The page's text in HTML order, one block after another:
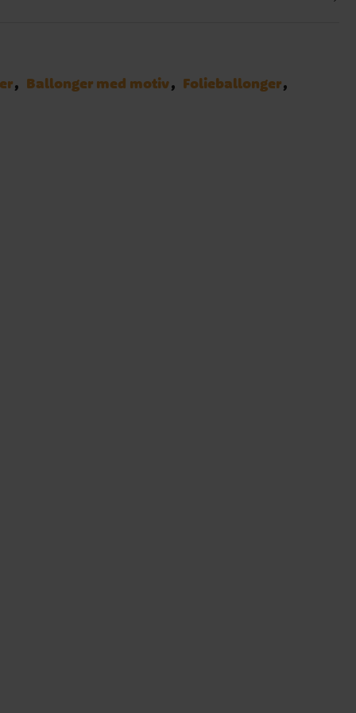
Ballonger med motiv
Folieballonger